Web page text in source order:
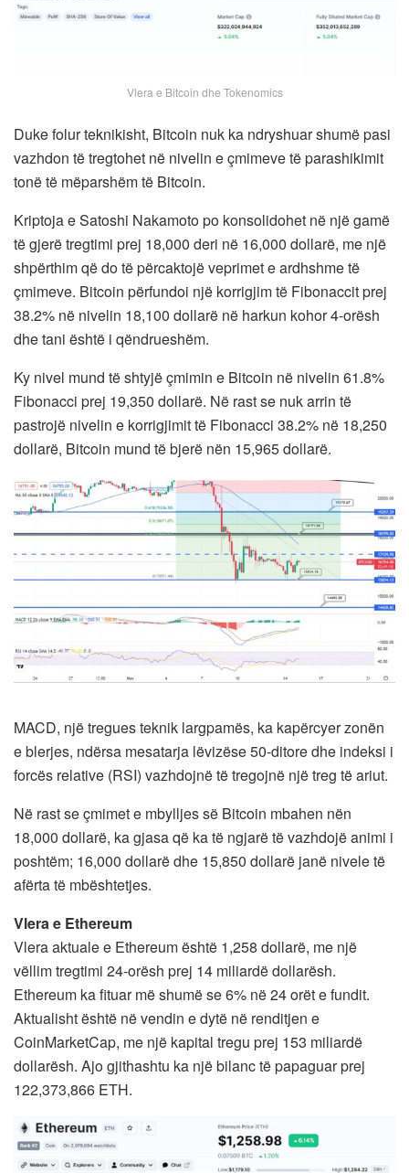
Vlera e Bitcoin dhe Tokenomics
Duke folur teknikisht, Bitcoin nuk ka ndryshuar shumë pasi
vazhdon të tregtohet në nivelin e çmimeve të parashikimit
tonë të mëparshëm të Bitcoin.
Kriptoja e Satoshi Nakamoto po konsolidohet në një gamë
të gjerë tregtimi prej 18,000 deri në 16,000 dollarë, me një
shpërthim që do të përcaktojë veprimet e ardhshme të
çmimeve. Bitcoin përfundoi një korrigjim të Fibonaccit prej
38.2% në nivelin 18,100 dollarë në harkun kohor 4-orësh
dhe tani është i qëndrueshëm.
Ky nivel mund të shtyjë çmimin e Bitcoin në nivelin 61.8%
Fibonacci prej 19,350 dollarë. Në rast se nuk arrin të
pastrojë nivelin e korrigjimit të Fibonacci 38.2% në 18,250
dollarë, Bitcoin mund të bjerë nën 15,965 dollarë.
MACD, një tregues teknik largpamës, ka kapërcyer zonën
e blerjes, ndërsa mesatarja lëvizëse 50-ditore dhe indeksi i
forcës relative (RSI) vazhdojnë të tregojnë një treg të ariut.
Në rast se çmimet e mbylljes së Bitcoin mbahen nën
18,000 dollarë, ka gjasa që ka të ngjarë të vazhdojë animi i
poshtëm; 16,000 dollarë dhe 15,850 dollarë janë nivele të
afërta të mbështetjes.
Vlera e Ethereum
Vlera aktuale e Ethereum është 1,258 dollarë, me një
vëllim tregtimi 24-orësh prej 14 miliardë dollarësh.
Ethereum ka fituar më shumë se 6% në 24 orët e fundit.
Aktualisht është në vendin e dytë në renditjen e
CoinMarketCap, me një kapital tregu prej 153 miliardë
dollarësh. Ajo gjithashtu ka një bilanc të papaguar prej
122,373,866 ETH.